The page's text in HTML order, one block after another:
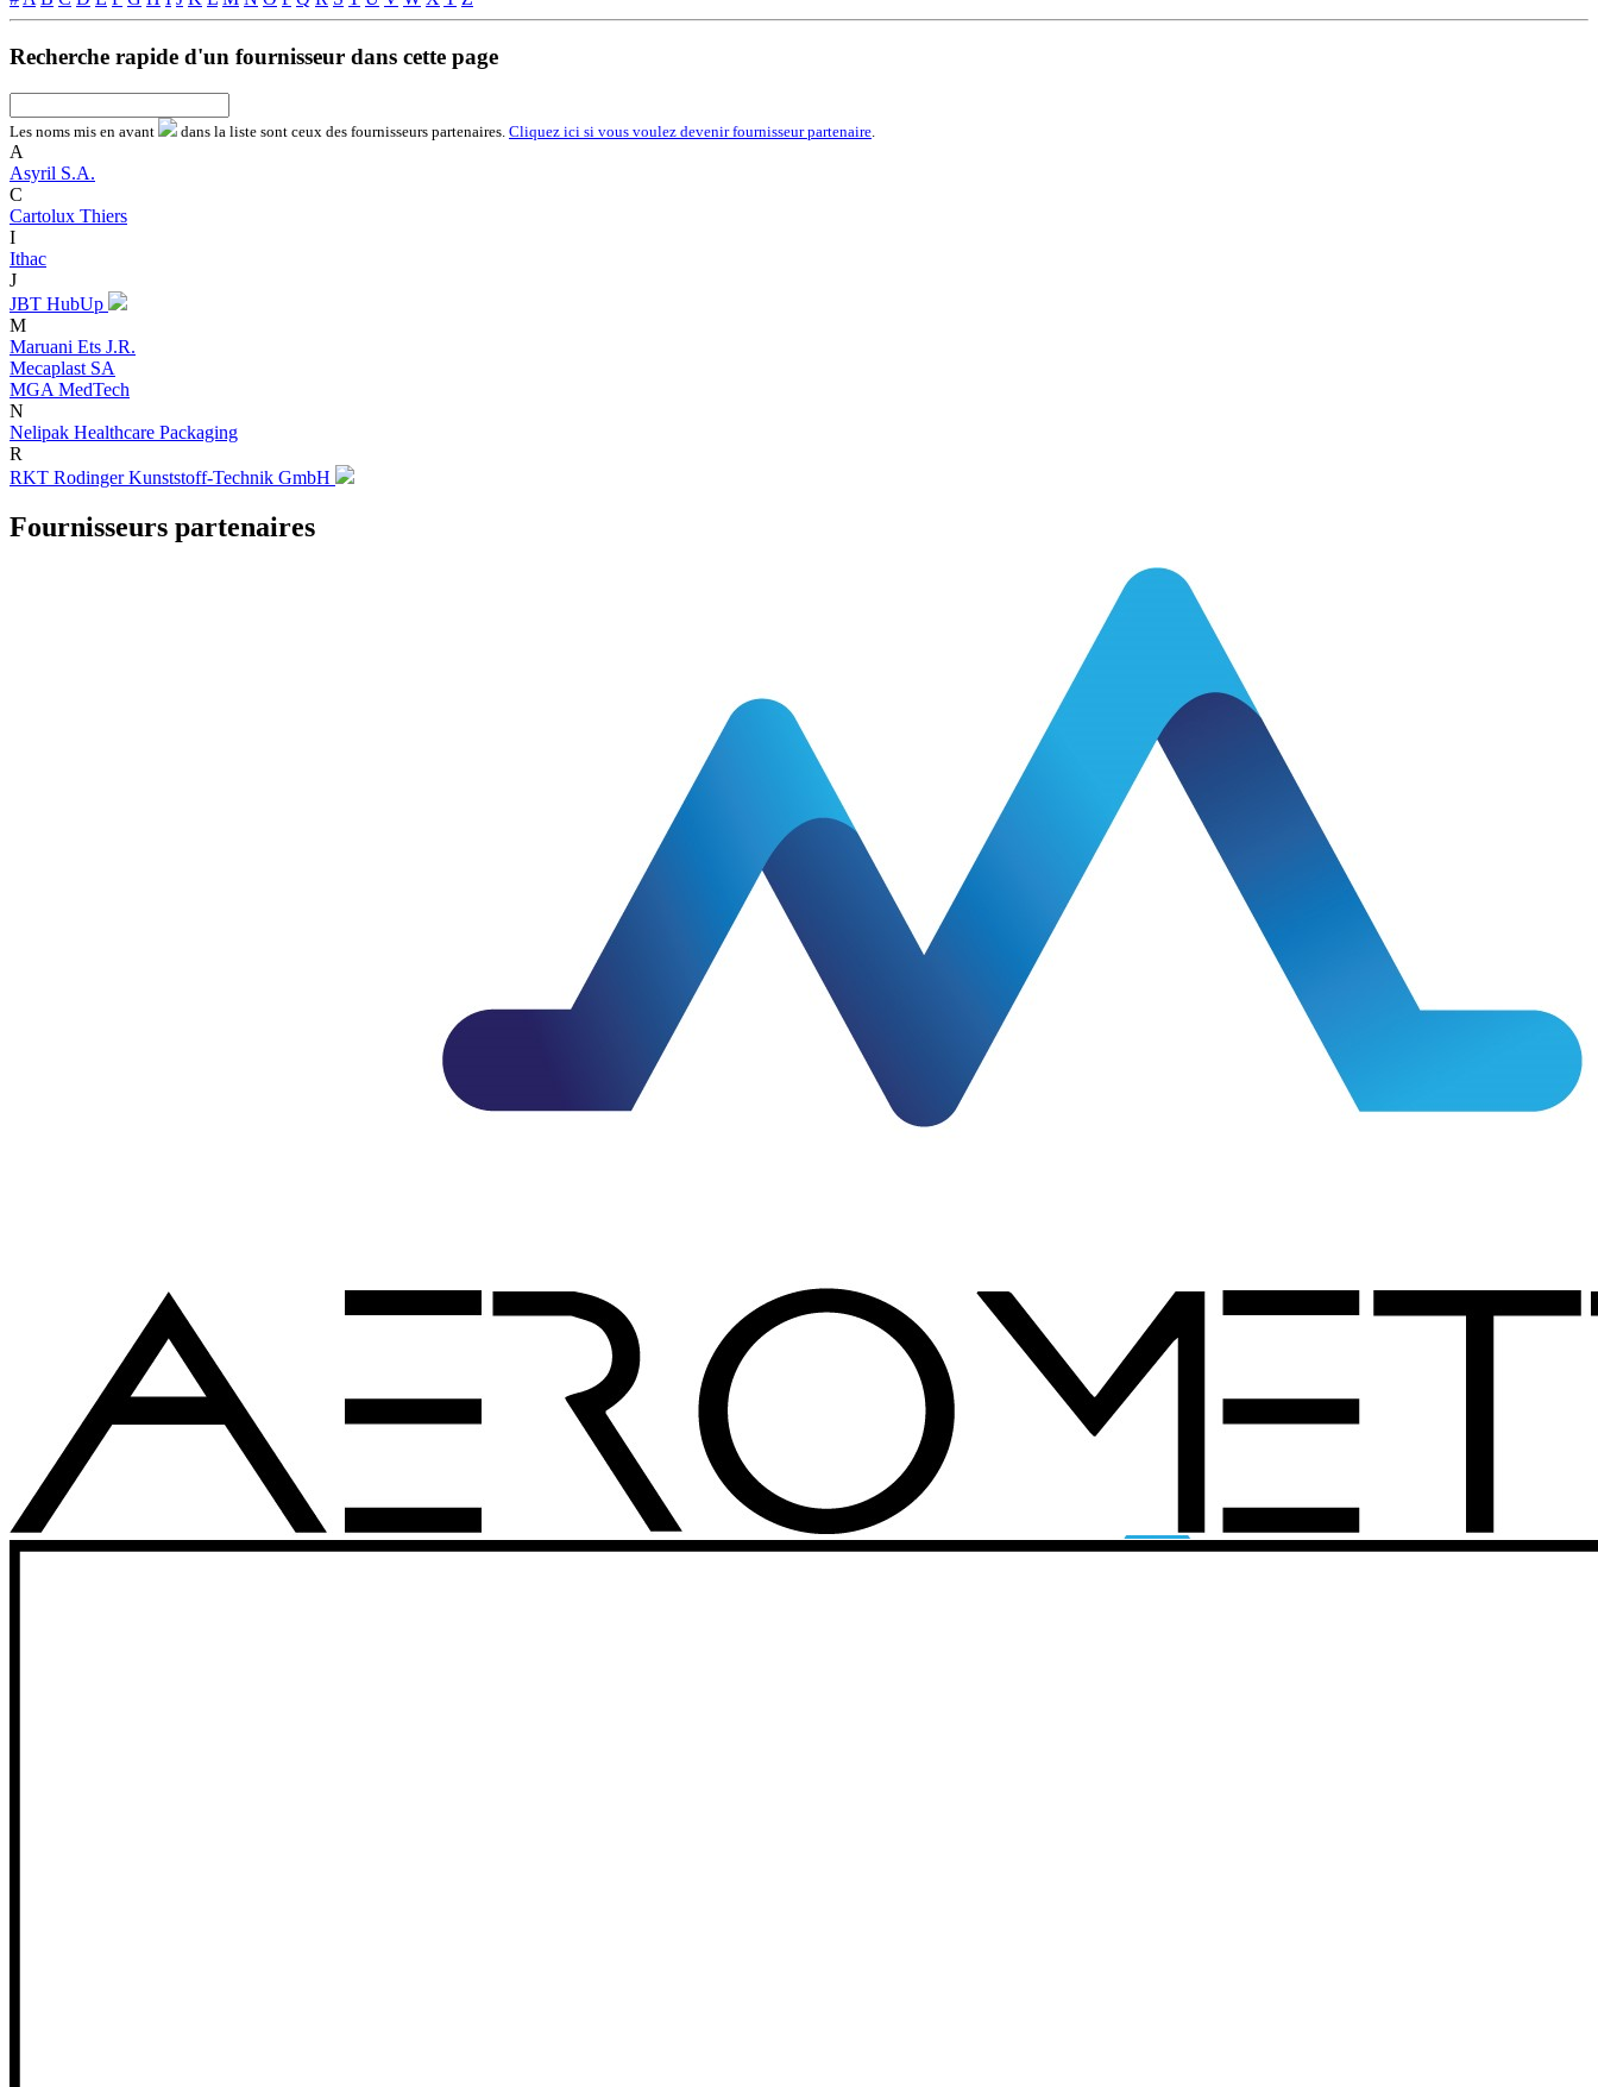
Recherche rapide d'un fournisseur dans cette page
Les noms mis en avant dans la liste sont ceux des fournisseurs partenaires. Cliquez ici si vous voulez devenir fournisseur partenaire
A
Asyril S.A.
C
Cartolux Thiers
I
Ithac
J
JBT HubUp
M
Maruani Ets J.R.
Mecaplast SA
MGA MedTech
N
Nelipak Healthcare Packaging
R
RKT Rodinger Kunststoff-Technik GmbH
Fournisseurs partenaires